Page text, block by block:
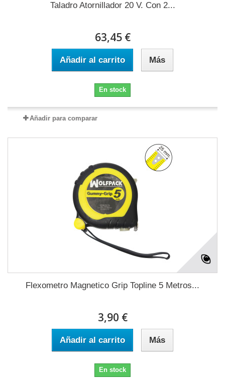
Taladro Atornillador 20 V. Con 2...
63,45 €
Añadir al carrito Más
En stock
Añadir para comparar
Flexometro Magnetico Grip Topline 5 Metros...
3,90 €
Añadir al carrito Más
En stock